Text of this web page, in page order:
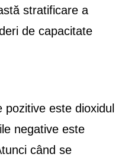
stratificare a
de capacitate
este dioxidul
negative este
când se